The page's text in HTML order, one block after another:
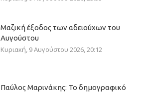
Μαζική έξοδος των αδειούχων του
Αυγούστου
Κυριακή, 9 Αυγούστου 2026, 20:12
Παύλος Μαρινάκης: Το δημογραφικό